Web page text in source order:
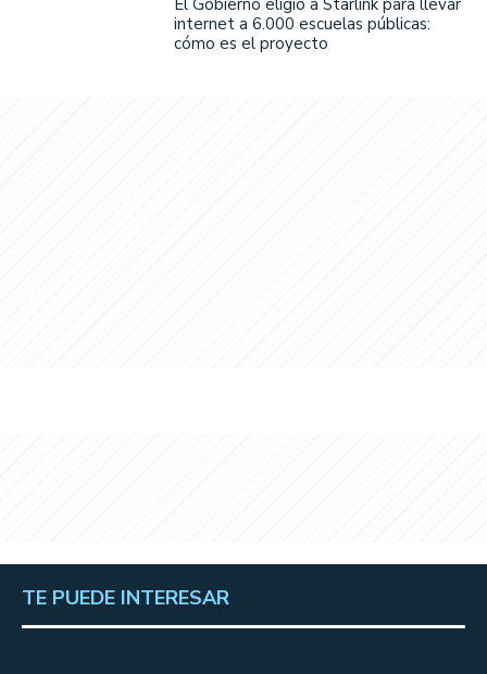
internet a 6.000 escuelas públicas:
cómo es el proyecto
TE PUEDE INTERESAR